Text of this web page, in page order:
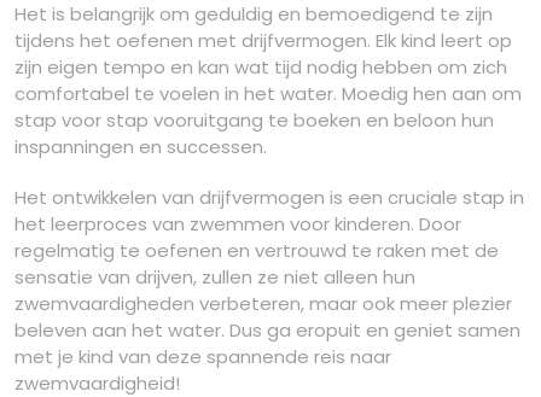
Het is belangrijk om geduldig en bemoedigend te zijn
tijdens het oefenen met drijfvermogen. Elk kind leert op
zijn eigen tempo en kan wat tijd nodig hebben om zich
comfortabel te voelen in het water. Moedig hen aan om
stap voor stap vooruitgang te boeken en beloon hun
inspanningen en successen.
Het ontwikkelen van drijfvermogen is een cruciale stap in
het leerproces van zwemmen voor kinderen. Door
regelmatig te oefenen en vertrouwd te raken met de
sensatie van drijven, zullen ze niet alleen hun
zwemvaardigheden verbeteren, maar ook meer plezier
beleven aan het water. Dus ga eropuit en geniet samen
met je kind van deze spannende reis naar
zwemvaardigheid!